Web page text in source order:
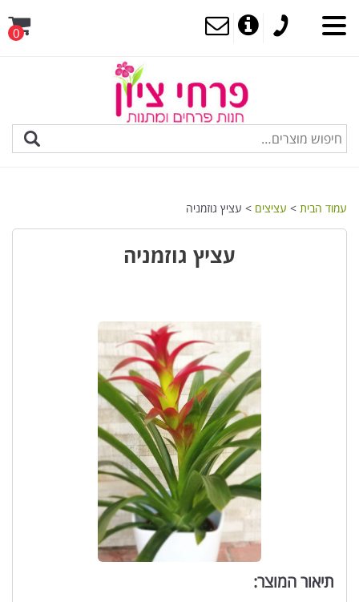
0
עמוד הבית > עציצים > עציץ גוזמניה
עציץ גוזמניה
תיאור המוצר: